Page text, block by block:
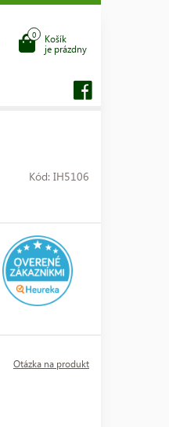
Košík
je prázdny
0
Kód: IH5106
Otázka na produkt